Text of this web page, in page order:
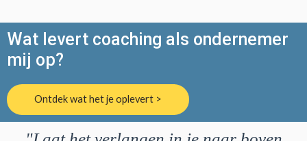
Wat levert coaching als ondernemer
mij op?
Ontdek wat het je oplevert >